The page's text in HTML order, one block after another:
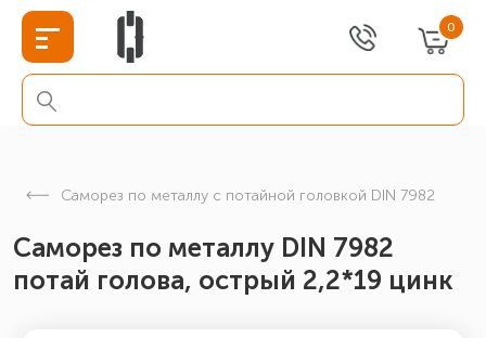
0
Cаморез по металлу с потайной головкой DIN 7982
Саморез по металлу DIN 7982
потай голова, острый 2,2*19 цинк